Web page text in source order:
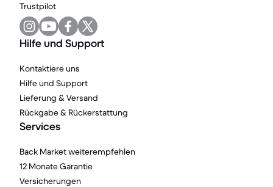
Trustpilot
Hilfe und Support
Kontaktiere uns
Hilfe und Support
Lieferung & Versand
Rückgabe & Rückerstattung
Services
Back Market weiterempfehlen
12 Monate Garantie
Versicherungen